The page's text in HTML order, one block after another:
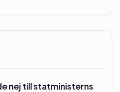
nej till statministerns